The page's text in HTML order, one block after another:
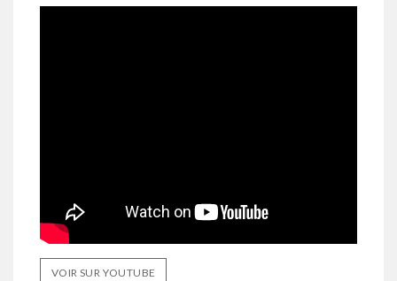
VOIR SUR YOUTUBE